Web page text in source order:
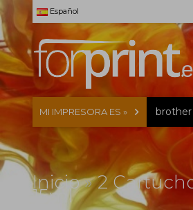
Español
MI IMPRESORA ES » brother
Inicio»2
15ml